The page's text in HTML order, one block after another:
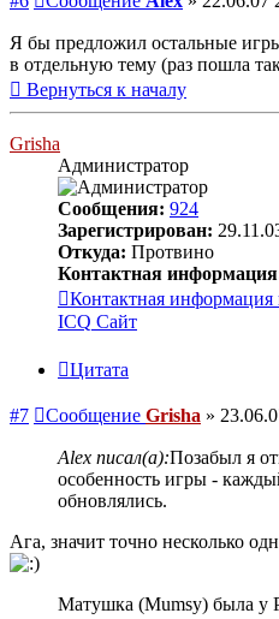
Я бы предложил остальные
в отдельную тему (раз пошла
Вернуться к началу
Grisha
Администратор
Сообщения: 924
Зарегистрирован:
Откуда: Протвино
Контактная
Контактная информация
ICQ Сайт
Цитата
#7 Сообщение Grisha »
Alex писал(а):Позабыл я
особенность игры -
обновлялись.
Ага, значит точно несколько
Матушка (Mumsy) была у